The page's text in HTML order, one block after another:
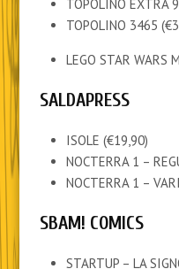
TOPOLINO EXTRA
TOPOLINO 3465
LEGO STAR WARS
SALDAPRESS
ISOLE (€19,90)
NOCTERRA 1 –
NOCTERRA 1 –
SBAM! COMICS
STARTUP – LA